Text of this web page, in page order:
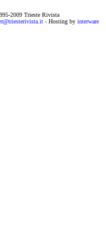
-2009 Trieste Rivista
- Hosting by interware